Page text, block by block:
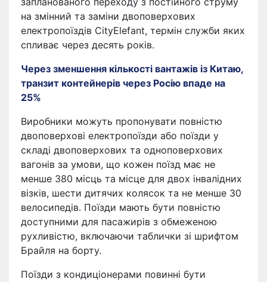
на змінний та заміни двоповерхових
електропоїздів CityElefant, термін служби яких
спливає через десять років.
Через зменшення кількості вантажів із Китаю,
транзит контейнерів через Росію впаде на
25%
Виробники можуть пропонувати повністю
двоповерхові електропоїзди або поїзди у
складі двоповерхових та одноповерхових
вагонів за умови, що кожен поїзд має не
менше 380 місць та місце для двох інвалідних
візків, шести дитячих колясок та не менше 30
велосипедів. Поїзди мають бути повністю
доступними для пасажирів з обмеженою
рухливістю, включаючи таблички зі шрифтом
Брайля на борту.
Поїзди з кондиціонерами повинні бути